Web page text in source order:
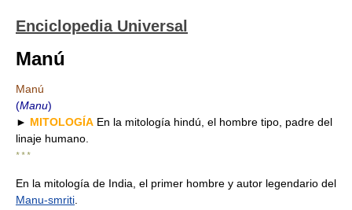
Enciclopedia Universal
Manú
Manú
(Manu)
► MITOLOGÍA En la mitología hindú, el hombre tipo, padre del
linaje humano.
* * *
En la mitología de India, el primer hombre y autor legendario del
Manu-smriti